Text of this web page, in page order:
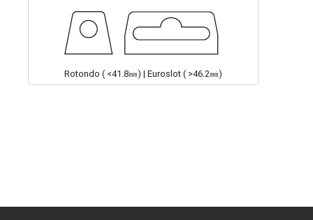
Rotondo ( <41.8㎜) | Euroslot ( >46.2㎜)